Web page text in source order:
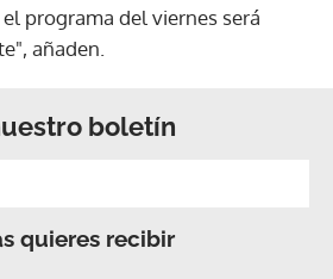
programa del viernes será
añaden.
boletín
quieres recibir